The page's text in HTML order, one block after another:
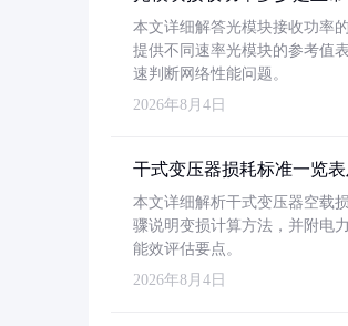
本文详细解答光模块接收功率
提供不同速率光模块的参考值
速判断网络性能问题。
2026年8月4日
干式变压器损耗标准一览
本文详细解析干式变压器空载
骤说明变损计算方法，并附电
能效评估要点。
2026年8月4日